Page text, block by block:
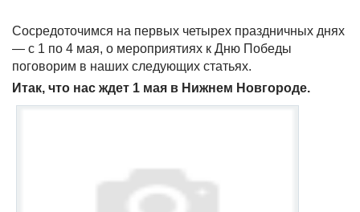
Сосредоточимся на первых четырех праздничных днях
— с 1 по 4 мая, о мероприятиях к Дню Победы
поговорим в наших следующих статьях.
Итак, что нас ждет 1 мая в Нижнем Новгороде.